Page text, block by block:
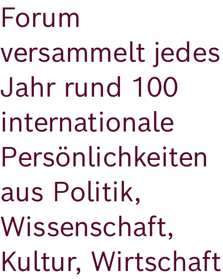
Forum
versammelt jedes
Jahr rund 100
internationale
Persönlichkeiten
aus Politik,
Wissenschaft,
Kultur, Wirtschaft